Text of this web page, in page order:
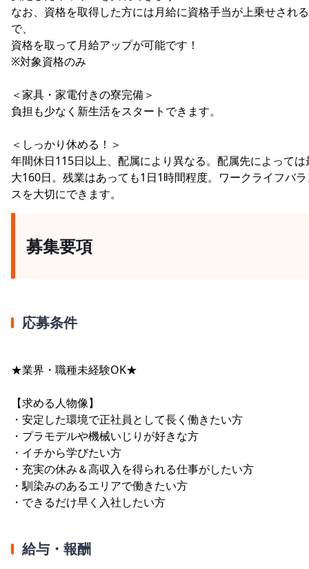
なお、資格を取得した方には月給に資格手当が上乗せされ
で、
資格を取って月給アップが可能です！
※対象資格のみ
＜家具・家電付きの寮完備＞
負担も少なく新生活をスタートできます。
＜しっかり休める！＞
年間休日115日以上、配属により異なる。配属先によっては
大160日。残業はあっても1日1時間程度。ワークライフバ
スを大切にできます。
募集要項
応募条件
★業界・職種未経験OK★
【求める人物像】
・安定した環境で正社員として長く働きたい方
・プラモデルや機械いじりが好きな方
・イチから学びたい方
・充実の休み＆高収入を得られる仕事がしたい方
・馴染みのあるエリアで働きたい方
・できるだけ早く入社したい方
給与・報酬